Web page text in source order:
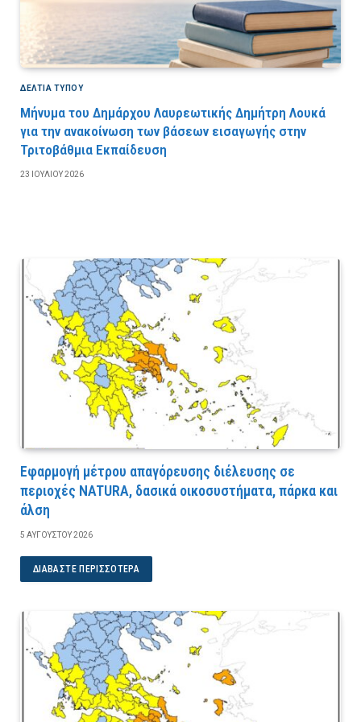
ΔΕΛΤΙΑ ΤΥΠΟΥ
Μήνυμα του Δημάρχου Λαυρεωτικής Δημήτρη Λουκά
για την ανακοίνωση των βάσεων εισαγωγής στην
Τριτοβάθμια Εκπαίδευση
23 ΙΟΥΛΊΟΥ 2026
Εφαρμογή μέτρου απαγόρευσης διέλευσης σε
περιοχές NATURA, δασικά οικοσυστήματα, πάρκα και
άλση
5 ΑΥΓΟΎΣΤΟΥ 2026
ΔΙΑΒΆΣΤΕ ΠΕΡΙΣΣΌΤΕΡΑ